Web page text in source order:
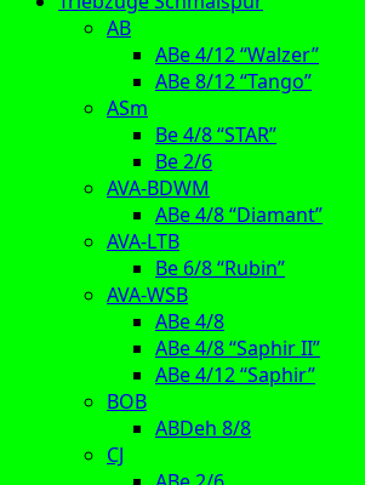
AB
ABe 4/12 “Walzer”
ABe 8/12 “Tango”
ASm
Be 4/8 “STAR”
Be 2/6
AVA-BDWM
ABe 4/8 “Diamant”
AVA-LTB
Be 6/8 “Rubin”
AVA-WSB
ABe 4/8
ABe 4/8 “Saphir II”
ABe 4/12 “Saphir”
BOB
ABDeh 8/8
CJ